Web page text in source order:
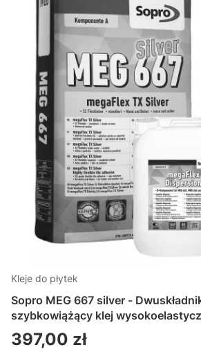
Kleje do płytek
Sopro MEG 667 silver -
szybkowiążący klej
Cena
397,00 zł